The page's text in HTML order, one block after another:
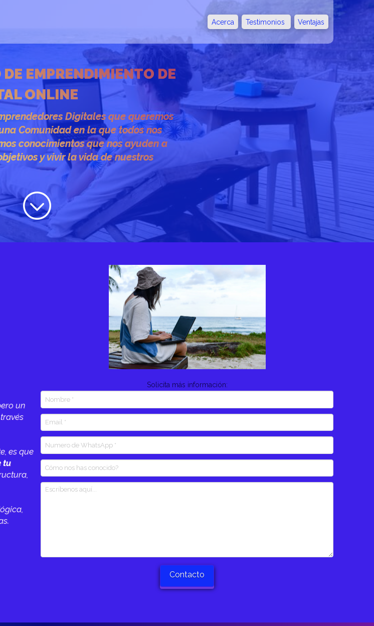
Acerca Testimonios Ventajas
EMPRENDIMIENTO DE
ONLINE
Digitales que queremos
Comunidad en la que todos nos
conocimientos que nos ayuden a
y vivir la vida de nuestros
un
es que
tu
Solicita más información: